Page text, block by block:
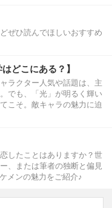
ぜひ読んでほしいおすすめ
どこにある？】
ラクター人気や話題は、主
でも、「光」が明るく輝い
こそ。敵キャラの魅力に迫
したことはありますか？世
、または筆者の独断と偏見
メンの魅力をご紹介♪